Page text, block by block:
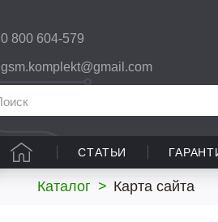
0 800 604-579
gsm.komplekt@gmail.com
СТАТЬИ
Каталог > Карта сайта